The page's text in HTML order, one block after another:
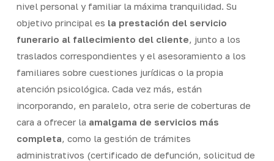
nivel personal y familiar la máxima tranquilidad. Su
objetivo principal es la prestación del servicio
funerario al fallecimiento del cliente, junto a los
traslados correspondientes y el asesoramiento a los
familiares sobre cuestiones jurídicas o la propia
atención psicológica. Cada vez más, están
incorporando, en paralelo, otra serie de coberturas de
cara a ofrecer la amalgama de servicios más
completa, como la gestión de trámites
administrativos (certificado de defunción, solicitud de